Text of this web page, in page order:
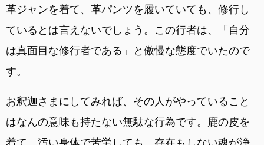
革ジャンを着て、革パンツを履いていても、修行し
ているとは言えないでしょう。この行者は、「自分
は真面目な修行者である」と傲慢な態度でいたので
す。
お釈迦さまにしてみれば、その人がやっていること
はなんの意味も持たない無駄な行為です。鹿の皮を
着て、汚い身体で苦労しても、存在もしない魂が浄